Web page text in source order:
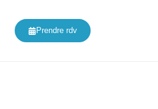
Prendre rdv